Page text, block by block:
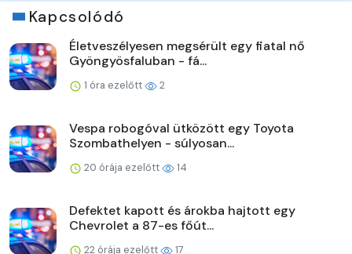
Kapcsolódó
Életveszélyesen megsérült egy fiatal nő
Gyöngyösfaluban - fá...
1 óra ezelőtt 2
Vespa robogóval ütközött egy Toyota
Szombathelyen - súlyosan...
20 órája ezelőtt 14
Defektet kapott és árokba hajtott egy
Chevrolet a 87-es főút...
22 órája ezelőtt 17